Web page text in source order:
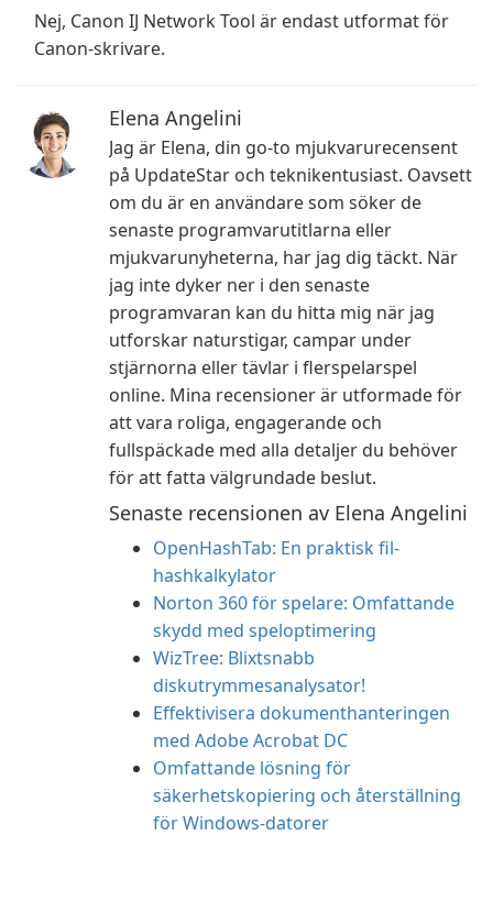
Nej, Canon IJ Network Tool är endast utformat för
Canon-skrivare.
Elena Angelini
Jag är Elena, din go-to mjukvarurecensent
på UpdateStar och teknikentusiast. Oavsett
om du är en användare som söker de
senaste programvarutitlarna eller
mjukvarunyheterna, har jag dig täckt. När
jag inte dyker ner i den senaste
programvaran kan du hitta mig när jag
utforskar naturstigar, campar under
stjärnorna eller tävlar i flerspelarspel
online. Mina recensioner är utformade för
att vara roliga, engagerande och
fullspäckade med alla detaljer du behöver
för att fatta välgrundade beslut.
Senaste recensionen av Elena Angelini
OpenHashTab: En praktisk fil-
hashkalkylator
Norton 360 för spelare: Omfattande
skydd med speloptimering
WizTree: Blixtsnabb
diskutrymmesanalysator!
Effektivisera dokumenthanteringen
med Adobe Acrobat DC
Omfattande lösning för
säkerhetskopiering och återställning
för Windows-datorer